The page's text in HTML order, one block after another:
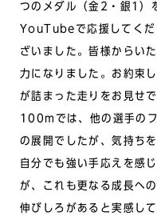
つのメダル（⾦2・銀1）
YouTubeで応援してくだ
ざいました。皆様からい
力になりました。お約束
が詰まった走りをお見せ
100mでは、他の選手の
の展開でしたが、気持ち
自分でも強い手応えを感
が、これも更なる成長へ
伸びしろがあると実感し